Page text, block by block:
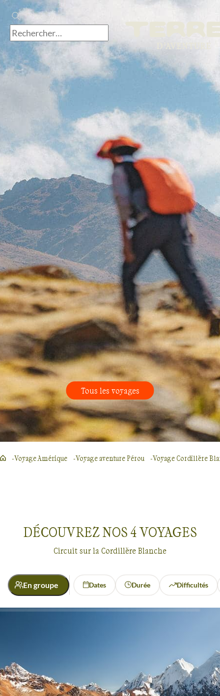
94% de satisfaction 51 avis)
Tous les voyages
Voyage Amérique Voyage aventure Pérou Voyage Cordillère
DÉCOUVREZ NOS 4VOYAGES
Circuit sur la Cordillère Blanche
En groupe Dates Durée Difficultés